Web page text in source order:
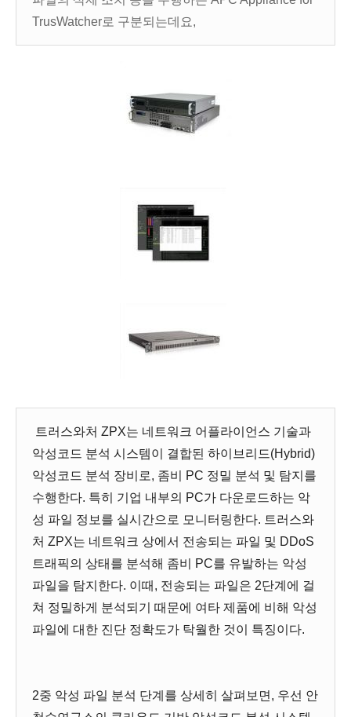
TrusWatcher로 구분되는데요,
트러스와처 ZPX는 네트워크 어플라이언스 기술과
악성코드 분석 시스템이 결합된 하이브리드(Hybrid)
악성코드 분석 장비로, 좀비 PC 정밀 분석 및 탐지를
수행한다. 특히 기업 내부의 PC가 다운로드하는 악
성 파일 정보를 실시간으로 모니터링한다. 트러스와
처 ZPX는 네트워크 상에서 전송되는 파일 및 DDoS
트래픽의 상태를 분석해 좀비 PC를 유발하는 악성
파일을 탐지한다. 이때, 전송되는 파일은 2단계에 걸
쳐 정밀하게 분석되기 때문에 여타 제품에 비해 악성
파일에 대한 진단 정확도가 탁월한 것이 특징이다.
2중 악성 파일 분석 단계를 상세히 살펴보면, 우선 안